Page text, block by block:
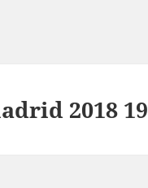
2018 19